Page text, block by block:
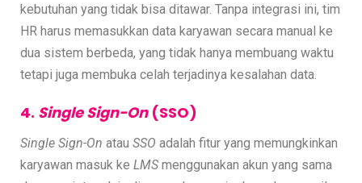
kebutuhan yang tidak bisa ditawar. Tanpa integrasi ini, tim
HR harus memasukkan data karyawan secara manual ke
dua sistem berbeda, yang tidak hanya membuang waktu
tetapi juga membuka celah terjadinya kesalahan data.
4. Single Sign-On(SSO)
Single Sign-On atau SSO adalah fitur yang memungkinkan
karyawan masuk ke LMS menggunakan akun yang sama